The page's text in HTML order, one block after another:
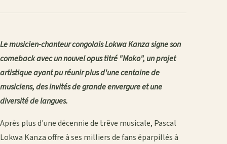
Le musicien-chanteur congolais Lokwa Kanza signe son
comeback avec un nouvel opus titré "Moko", un projet
artistique ayant pu réunir plus d'une centaine de
musiciens, des invités de grande envergure et une
diversité de langues.
Après plus d'une décennie de trêve musicale, Pascal
Lokwa Kanza offre à ses milliers de fans éparpillés à